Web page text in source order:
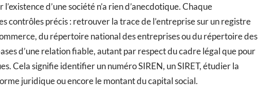
d’une société n’a rien d’anecdotique. Chaque
contrôles précis : retrouver la trace de l’entreprise sur un registre
du répertoire national des entreprises ou du répertoire des
d’une relation fiable, autant par respect du cadre légal que pour
Cela signifie identifier un numéro SIREN, un SIRET, étudier la
juridique ou encore le montant du capital social.